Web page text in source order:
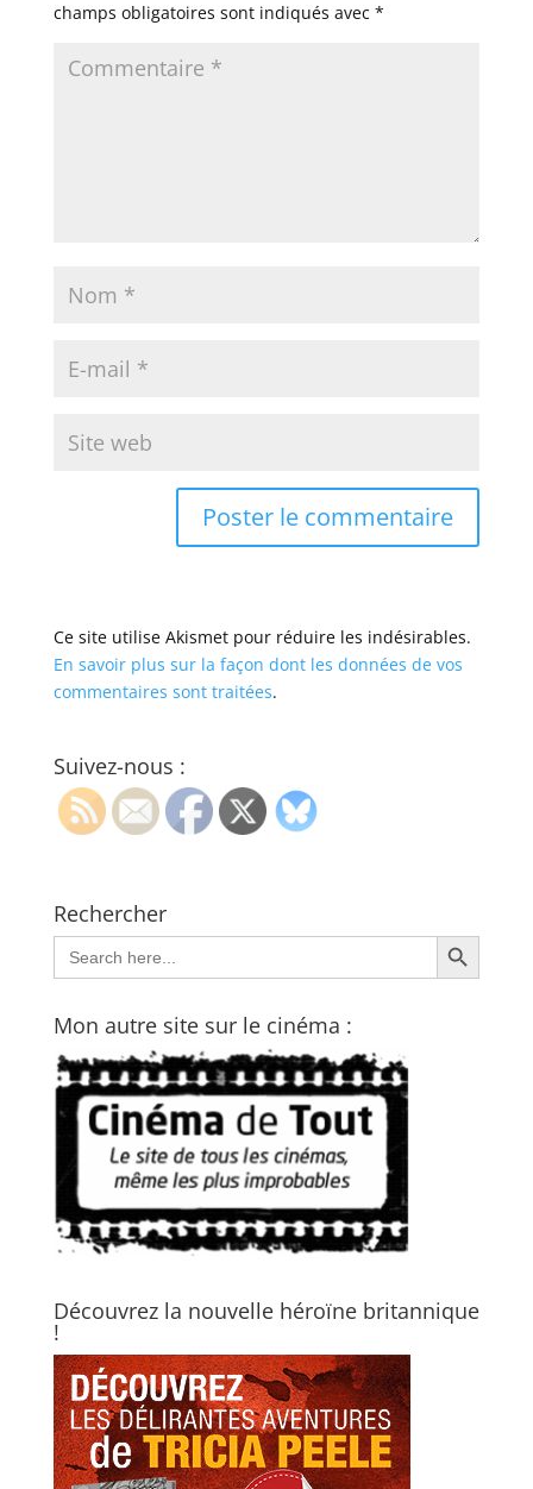
champs obligatoires sont indiqués avec *
Ce site utilise Akismet pour réduire les indésirables.
En savoir plus sur la façon dont les données de vos
commentaires sont traitées.
Suivez-nous :
Rechercher
Search
for:
Search Button
Mon autre site sur le cinéma :
Découvrez la nouvelle héroïne britannique
!